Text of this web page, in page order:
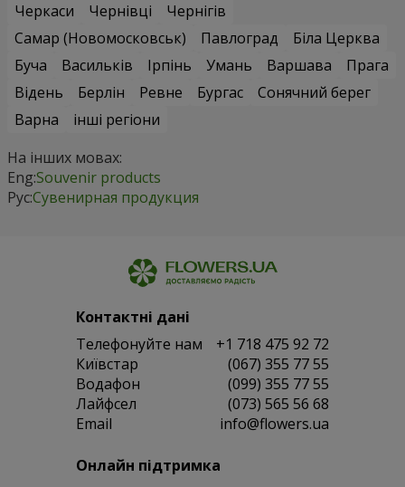
Черкаси
Чернівці
Чернігів
Самар (Новомосковськ)
Павлоград
Біла Церква
Буча
Васильків Ірпінь Умань Варшава
Прага
Відень
Берлін Ревне Бургас
Сонячний берег
Варна
інші регіони
На інших мовах:
Eng:Souvenir products
Рус:Сувенирная продукция
Контактні дані
Телефонуйте нам
+1 718 475 92 72
Київстар
(067) 355 77 55
Водафон
(099) 355 77 55
Лайфсел
(073) 565 56 68
Email
info@flowers.ua
Онлайн підтримка